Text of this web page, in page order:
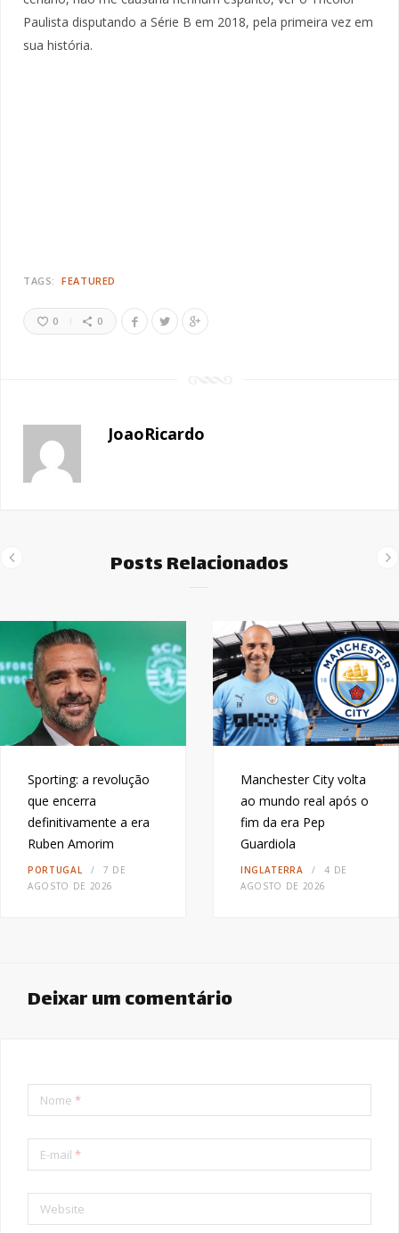
Paulista disputando a Série B em 2018, pela primeira vez em
sua história.
TAGS: FEATURED
0 0
JoaoRicardo
Posts Relacionados
Sporting: a revolução
que encerra
definitivamente a era
Ruben Amorim
PORTUGAL
7 DE
AGOSTO DE 2026
Manchester City volta
ao mundo real após o
fim da era Pep
Guardiola
INGLATERRA
4 DE
AGOSTO DE 2026
Deixar um comentário
Nome *
E-mail *
Website